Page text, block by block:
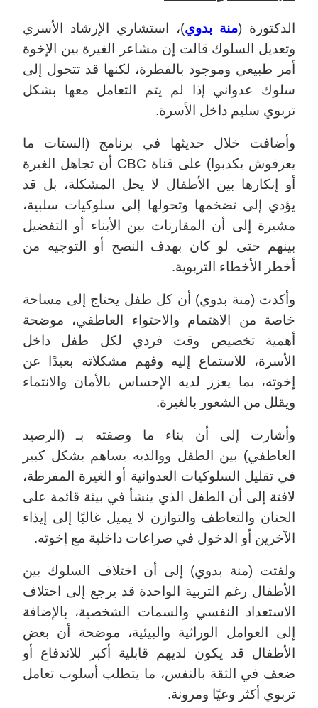
الدكتورة (منة بدوي)، استشاري الإرشاد الأسري
وتعديل السلوك قالت إن مشاعر الغيرة بين الإخوة
أمر طبيعي وموجود بالفطرة، لكنها قد تتحول إلى
سلوك عدواني إذا لم يتم التعامل معها بشكل
تربوي سليم داخل الأسرة.
وأضافت خلال حديثها في برنامج (الستات ما
يعرفوش يكدبوا) على قناة CBC أن تجاهل الغيرة
أو إنكارها بين الأطفال لا يحل المشكلة، بل قد
يؤدي إلى تضخمها وتحولها إلى سلوكيات سلبية،
مشيرة إلى أن المقارنات بين الأبناء أو التفضيل
بينهم حتى لو كان بهدف النصح أو التوجيه من
أخطر الأخطاء التربوية.
وأكدت (منة بدوي) أن كل طفل يحتاج إلى مساحة
خاصة من الاهتمام والاحتواء العاطفي، موضحة
أهمية تخصيص وقت فردي لكل طفل داخل
الأسرة، للاستماع إليه وفهم مشكلاته بعيدًا عن
إخوته، بما يعزز لديه الإحساس بالأمان والانتماء
ويقلل من الشعور بالغيرة.
وأشارت إلى أن بناء ما وصفته بـ (الرصيد
العاطفي) بين الطفل ووالديه يساهم بشكل كبير
في تقليل السلوكيات العدوانية أو الغيرة المفرطة،
لافتة إلى أن الطفل الذي ينشأ في بيئة قائمة على
الحنان والتعاطف والتوازن لا يميل غالبًا إلى إيذاء
الآخرين أو الدخول في صراعات داخلية مع إخوته.
ولفتت (منة بدوي) إلى أن اختلاف السلوك بين
الأطفال رغم التربية الواحدة قد يرجع إلى اختلاف
الاستعداد النفسي والسمات الشخصية، بالإضافة
إلى العوامل الوراثية والبيئية، موضحة أن بعض
الأطفال قد يكون لديهم قابلية أكبر للاندفاع أو
ضعف في الثقة بالنفس، ما يتطلب أسلوب تعامل
تربوي أكثر وعيًا ومرونة.